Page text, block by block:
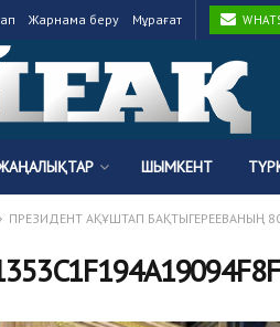
Жарнама беру Мұрағат
ШЫМКЕНТ
ПРЕЗИДЕНТ АҚҰШТАП